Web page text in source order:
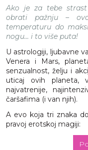
Ako je za tebe
obrati pažnju –
temperaturu do
nogu... i to više puta!
U astrologiji, ljubavne
Venera i Mars,
senzualnost, želju i
uticaj ovih planeta,
najvatrenije,
čaršafima (i van njih).
A evo koja tri znaka
pravoj erotskoj magiji: